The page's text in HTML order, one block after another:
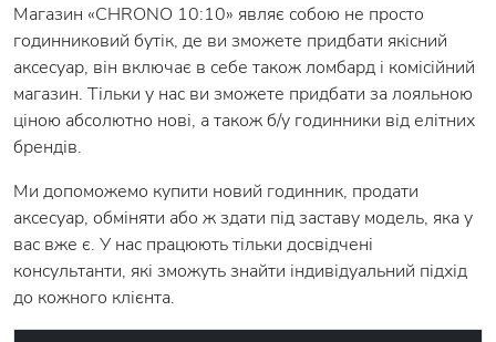
Магазин «CHRONO 10:10» являє собою не просто
годинниковий бутік, де ви зможете придбати якісний
аксесуар, він включає в себе також ломбард і комісійний
магазин. Тільки у нас ви зможете придбати за лояльною
ціною абсолютно нові, а також б/у годинники від елітних
брендів.
Ми допоможемо купити новий годинник, продати
аксесуар, обміняти або ж здати під заставу модель, яка у
вас вже є. У нас працюють тільки досвідчені
консультанти, які зможуть знайти індивідуальний підхід
до кожного клієнта.